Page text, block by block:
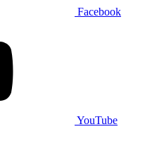
Facebook
YouTube